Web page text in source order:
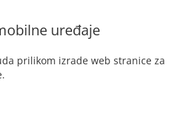
uređaje
prilikom izrade web stranice za